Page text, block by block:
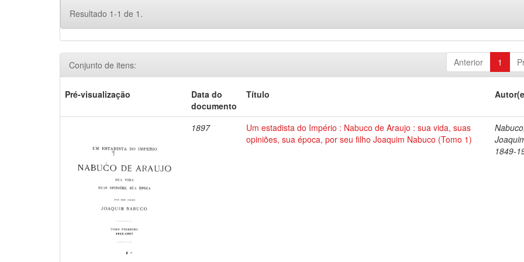
Resultado 1-1 de 1.
Anterior 1
Conjunto de itens:
Pré-visualização
Data do
documento
Título
1897
Um estadista do Império : Nabuco de Araujo : sua vida, suas
opiniões, sua época, por seu filho Joaquim Nabuco (Tomo 1)
Nabuco,
1849-